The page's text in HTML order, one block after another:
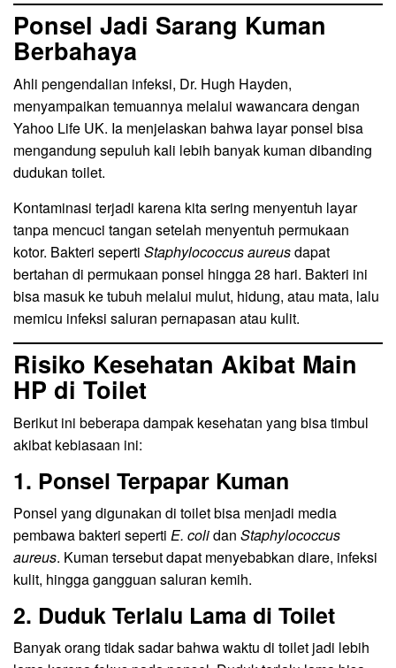
Ponsel Jadi Sarang Kuman
Berbahaya
Ahli pengendalian infeksi, Dr. Hugh Hayden,
menyampaikan temuannya melalui wawancara dengan
Yahoo Life UK. Ia menjelaskan bahwa layar ponsel bisa
mengandung sepuluh kali lebih banyak kuman dibanding
dudukan toilet.
Kontaminasi terjadi karena kita sering menyentuh layar
tanpa mencuci tangan setelah menyentuh permukaan
kotor. Bakteri seperti Staphylococcus aureusdapat
bertahan di permukaan ponsel hingga 28 hari. Bakteri ini
bisa masuk ke tubuh melalui mulut, hidung, atau mata, lalu
memicu infeksi saluran pernapasan atau kulit.
Risiko Kesehatan Akibat Main
HP di Toilet
Berikut ini beberapa dampak kesehatan yang bisa timbul
akibat kebiasaan ini:
1. Ponsel Terpapar Kuman
Ponsel yang digunakan di toilet bisa menjadi media
pembawa bakteri seperti E. colidan Staphylococcus
aureus. Kuman tersebut dapat menyebabkan diare, infeksi
kulit, hingga gangguan saluran kemih.
2. Duduk Terlalu Lama di Toilet
Banyak orang tidak sadar bahwa waktu di toilet jadi lebih